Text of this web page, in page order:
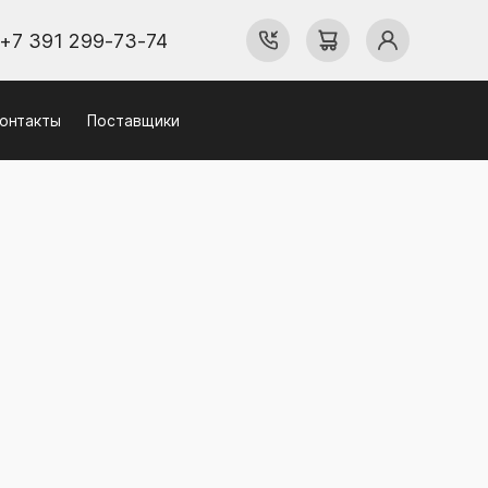
+7 391 299-73-74
Поставщики